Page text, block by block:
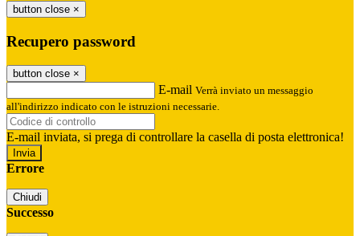
button close ×
Recupero password
button close ×
E-mail Verrà inviato un messaggio
all'indirizzo indicato con le istruzioni necessarie.
E-mail inviata, si prega di controllare la casella di posta elettronica!
Errore
Chiudi
Successo